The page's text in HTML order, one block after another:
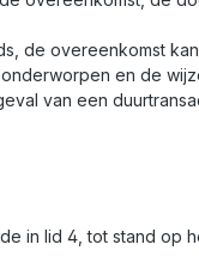
de overeenkomst
en de
van een
in lid 4, tot stand op